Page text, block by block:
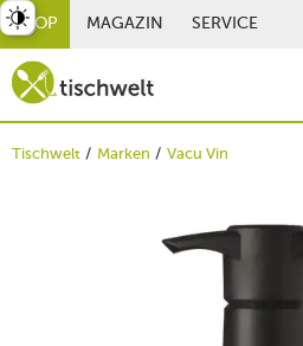
SHOP MAGAZIN SERVICE
Tischwelt Marken Vacu Vin
umschalten